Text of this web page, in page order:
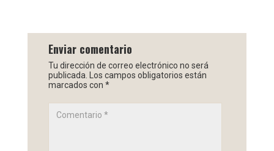
Enviar comentario
Tu dirección de correo electrónico no será
publicada.
Los campos obligatorios están
marcados con *